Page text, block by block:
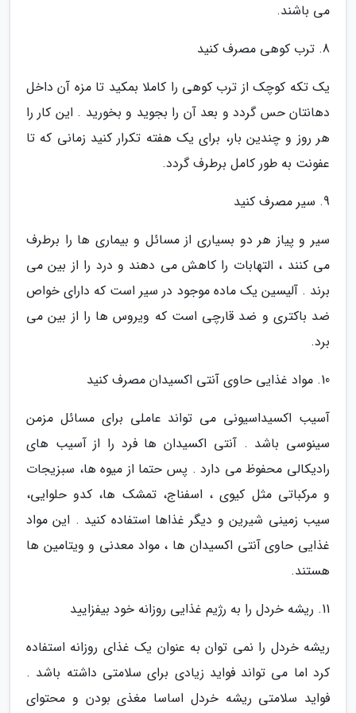
می باشند.
8. ترب کوهی مصرف کنید
یک تکه کوچک از ترب کوهی را کاملا بمکید تا مزه آن داخل
دهانتان حس گردد و بعد آن را بجوید و بخورید . این کار را
هر روز و چندین بار، برای یک هفته تکرار کنید زمانی که تا
عفونت به طور کامل برطرف گردد.
9. سیر مصرف کنید
سیر و پیاز هر دو بسیاری از مسائل و بیماری ها را برطرف
می کنند ، التهابات را کاهش می دهند و درد را از بین می
برند . آلیسین یک ماده موجود در سیر است که دارای خواص
ضد باکتری و ضد قارچی است که ویروس ها را از بین می
برد.
10. مواد غذایی حاوی آنتی اکسیدان مصرف کنید
آسیب اکسیداسیونی می تواند عاملی برای مسائل مزمن
سینوسی باشد . آنتی اکسیدان ها فرد را از آسیب های
رادیکالی محفوظ می دارد . پس حتما از میوه ها، سبزیجات
و مرکباتی مثل کیوی ، اسفناج، تمشک ها، کدو حلوایی،
سیب زمینی شیرین و دیگر غذاها استفاده کنید . این مواد
غذایی حاوی آنتی اکسیدان ها ، مواد معدنی و ویتامین ها
هستند.
11. ریشه خردل را به رژیم غذایی روزانه خود بیفزایید
ریشه خردل را نمی توان به عنوان یک غذای روزانه استفاده
کرد اما می تواند فواید زیادی برای سلامتی داشته باشد .
فواید سلامتی ریشه خردل اساسا مغذی بودن و محتوای